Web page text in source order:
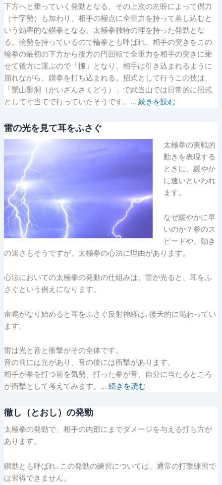
下方へと乗っていく発勁となる。その上次の左盼によって偶力
（十字勢）も加わり、相手の極点に全重力を持って差し込むと
いう効率的な鑚拳となる、太極拳独特の理を持った発勁とな
る。輪勢を持っているので輪拳とも呼ばれ、相手の突きをこの
輪拳の最初の下方から後方の円回転で全重力を相手の突きに乗
せて後方に運ぶので「搬」となり、相手は引き込まれるように
崩れながら、鑚拳を打ち込まれる。招式として行うこの技は、
「開山鑿洞（かいざんさくどう）」で武当山では日常的に招式
として寸当てで行っていたそうです。… 続きを読む
雷の光を見て耳をふさぐ
太極拳の実戦的
動きを表現する
ときに、緩やか
に速いといわれ
ます。
なぜ緩やかに早
いのか？拳のス
ピードや、動き
の速さもそうですが、太極拳の心法に理由があります。
心法においての太極拳の発動の仕組みは、雷が光ると、耳をふ
さぐという例えになります。
雷鳴がなり始めると耳をふさぐ反射神経は､後天的に備わってい
ます。
雷は光と音と衝撃がその全体です。
音の前には光があり、音の後には衝撃があります。
相手が拳を打つ前を気勢、打った拳が音、自分に当たるところ
が衝撃として考えてみます。… 続きを読む
徹し（とおし）の発勁
太極拳の発勁で、相手の内部にまでダメージを与える打ち方が
あります。
鑚勁とも呼ばれ､この発勁の練習については、通常の打撃練習で
は習得できません。